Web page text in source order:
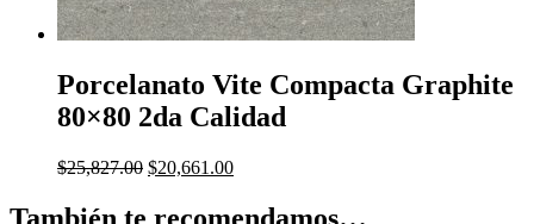
Porcelanato Vite Compacta Graphite
80×80 2da Calidad
$25,827.00 El
$20,661.00El
actual
También te recomendamos…